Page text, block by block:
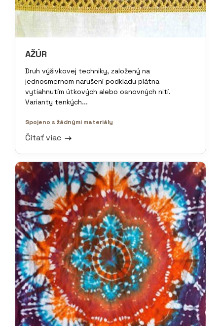
AŽÚR
Druh výšivkovej techniky, založený na
jednosmernom narušení podkladu plátna
vytiahnutím útkových alebo osnovných nití.
Varianty tenkých...
Spojeno s žádnými materiály
Čítať viac